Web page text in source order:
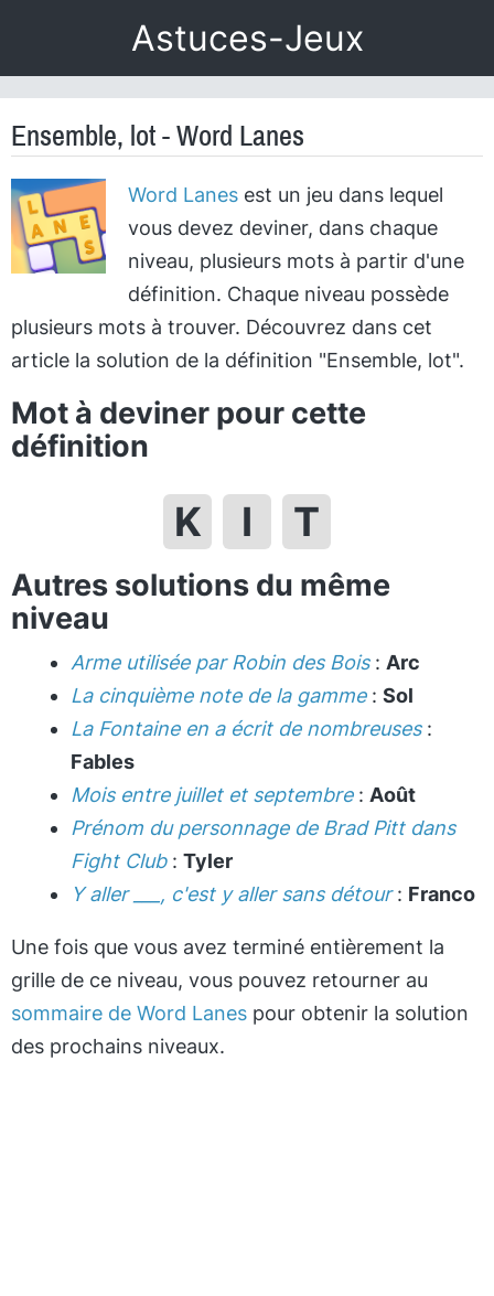
Astuces-Jeux
Ensemble, lot - Word Lanes
Word Lanesest un jeu dans lequel
vous devez deviner, dans chaque
niveau, plusieurs mots à partir d'une
définition. Chaque niveau possède
plusieurs mots à trouver. Découvrez dans cet
article la solution de la définition "Ensemble, lot".
Mot à deviner pour cette
définition
K I T
Autres solutions du même
niveau
Arme utilisée par Robin des Bois: Arc
La cinquième note de la gamme: Sol
La Fontaine en a écrit de nombreuses:
Fables
Mois entre juillet et septembre: Août
Prénom du personnage de Brad Pitt dans
Fight Club: Tyler
Y aller ___, c'est y aller sans détour: Franco
Une fois que vous avez terminé entièrement la
grille de ce niveau, vous pouvez retourner au
sommaire de Word Lanes pour obtenir la solution
des prochains niveaux.